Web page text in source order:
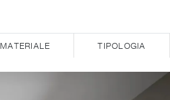
MATERIALE TIPOLOGIA